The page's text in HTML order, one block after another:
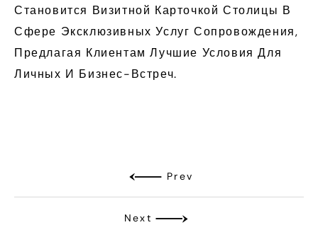
Становится Визитной Карточкой Столицы В
Сфере Эксклюзивных Услуг Сопровождения,
Предлагая Клиентам Лучшие Условия Для
Личных И Бизнес-Встреч.
Prev
Next